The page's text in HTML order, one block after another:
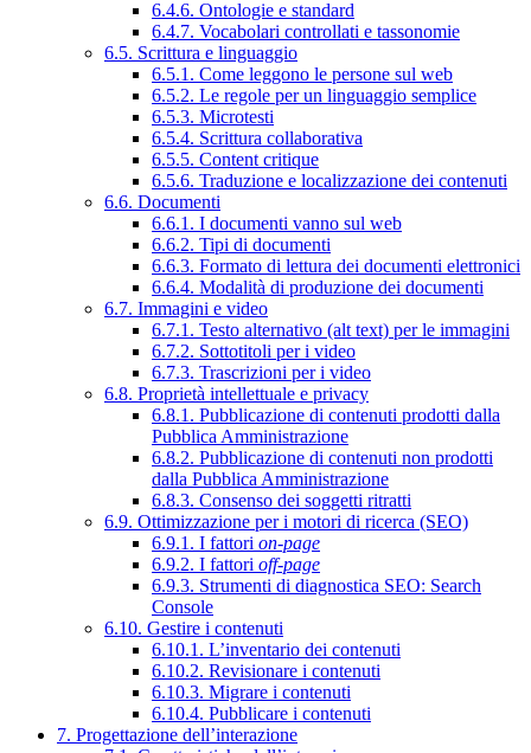
6.4.6. Ontologie e standard
6.4.7. Vocabolari controllati e tassonomie
6.5. Scrittura e linguaggio
6.5.1. Come leggono le persone sul web
6.5.2. Le regole per un linguaggio semplice
6.5.3. Microtesti
6.5.4. Scrittura collaborativa
6.5.5. Content critique
6.5.6. Traduzione e localizzazione dei contenuti
6.6. Documenti
6.6.1. I documenti vanno sul web
6.6.2. Tipi di documenti
6.6.3. Formato di lettura dei documenti elettronici
6.6.4. Modalità di produzione dei documenti
6.7. Immagini e video
6.7.1. Testo alternativo (alt text) per le immagini
6.7.2. Sottotitoli per i video
6.7.3. Trascrizioni per i video
6.8. Proprietà intellettuale e privacy
6.8.1. Pubblicazione di contenuti prodotti dalla
Pubblica Amministrazione
6.8.2. Pubblicazione di contenuti non prodotti
dalla Pubblica Amministrazione
6.8.3. Consenso dei soggetti ritratti
6.9. Ottimizzazione per i motori di ricerca (SEO)
6.9.1. I fattori on-page
6.9.2. I fattori off-page
6.9.3. Strumenti di diagnostica SEO: Search
Console
6.10. Gestire i contenuti
6.10.1. L’inventario dei contenuti
6.10.2. Revisionare i contenuti
6.10.3. Migrare i contenuti
6.10.4. Pubblicare i contenuti
7. Progettazione dell’interazione